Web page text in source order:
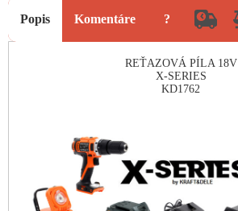
Popis Komentáre ?
REŤAZOVÁ PÍLA 18V
X-SERIES
KD1762